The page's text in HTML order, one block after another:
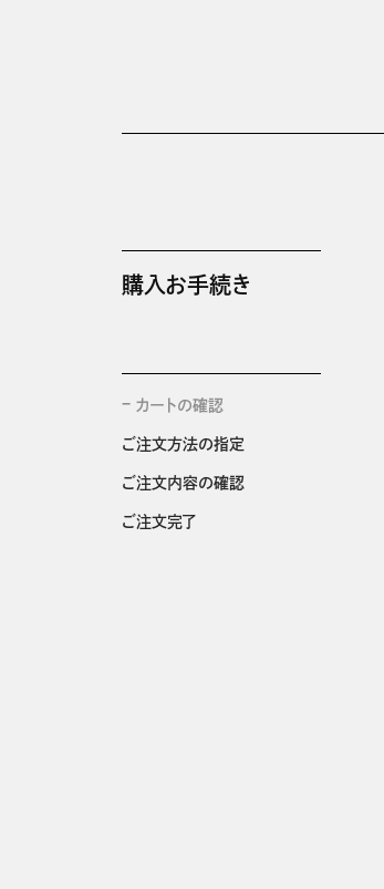
購入お手続き
カートの確認
ご注文方法の指定
ご注文内容の確認
ご注文完了